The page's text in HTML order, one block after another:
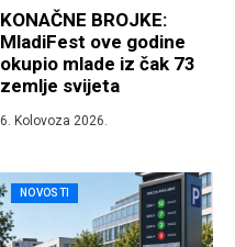
KONAČNE BROJKE:
MladiFest ove godine
okupio mlade iz čak 73
zemlje svijeta
6. Kolovoza 2026.
NOVOSTI